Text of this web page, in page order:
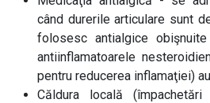
când durerile articulare sunt
folosesc antialgice
antiinflamatoarele
pentru reducerea inflamaţiei)
Căldura locală